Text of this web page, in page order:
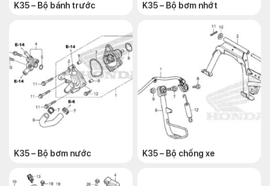
K35 – Bộ bánh trước K35 – Bộ bơm nhớt
K35 – Bộ bơm nước K35 – Bộ chống xe